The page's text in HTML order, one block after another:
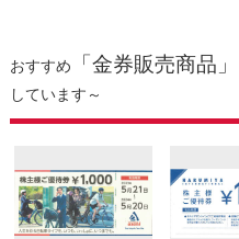
おすすめ 「金券販売商品」
しています～